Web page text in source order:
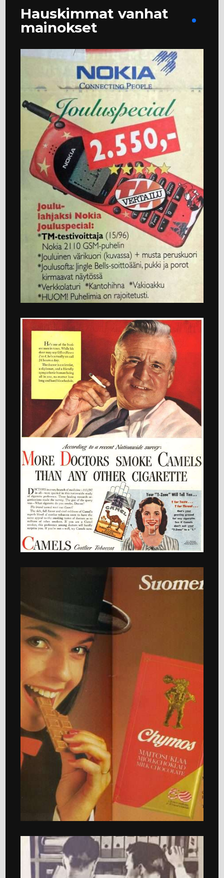
Hauskimmat vanhat
mainokset